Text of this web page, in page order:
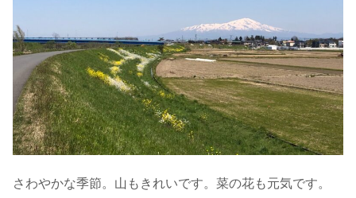
さわやかな季節。山もきれいです。菜の花も元気です。